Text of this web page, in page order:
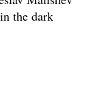
the dark